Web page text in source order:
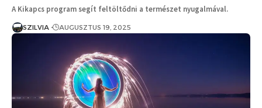
A Kikapcs program segít feltöltődni a természet nyugalmával.
SZILVIA AUGUSZTUS 19, 2025